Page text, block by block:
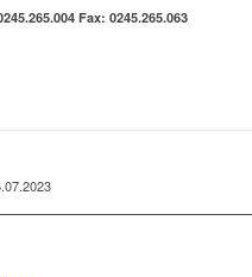
Fax: 0245.265.063